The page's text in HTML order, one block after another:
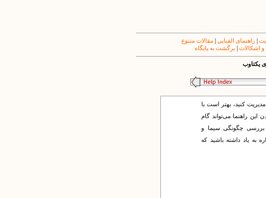
راهنمای الفبایی |مقالات متنوع
و اشکالات برگشت به پایگاه
یکتاوب
کنید، بهتر است با
این راهنما می‌تواند گام
و بررسی چگونگی سیما و
به یاد داشته باشید که